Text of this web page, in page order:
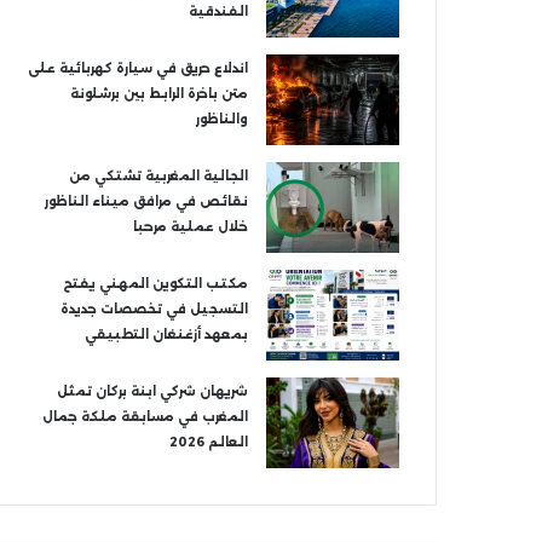
الفندقية
اندلاع حريق في سيارة كهربائية على
متن باخرة الرابط بين برشلونة
والناظور
الجالية المغربية تشتكي من
نقائص في مرافق ميناء الناظور
خلال عملية مرحبا
مكتب التكوين المهني يفتح
التسجيل في تخصصات جديدة
بمعهد أزغنغان التطبيقي
شريهان شركي ابنة بركان تمثل
المغرب في مسابقة ملكة جمال
العالم 2026